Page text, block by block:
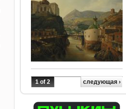
1 of 2 следующая ›